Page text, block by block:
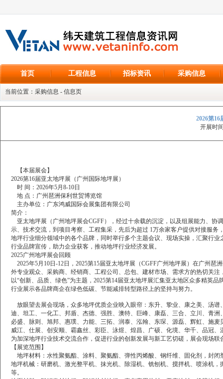
首页 工程信息 招标资讯 采购信息
当前位置：采购信息 - 信息页
2026第
开展时
【本届展会】
2026第16届亚太地坪展（广州国际地坪展）
时 间：2026年5月8-10日
地 点：广州琶洲保利世贸博览馆
主办单位：广东鸿威国际会展集团有限公司
简介：
亚太地坪展（广州地坪展会CGFF），经过十余载的沉淀，以及组展能力、协
示、技术交流，到项目考察、工程集采，先后为超过 1万余家客户提供对接服务
地坪行业细分领域中的各个品牌，同时举行多个主题会议、现场实操，汇聚行
行业品牌宣传，助力企业获客，推动地坪行业经济发展。
2025广州地坪展会回顾
2025年5月10日-12日，2025第15届亚太地坪展（CGFF广州地坪展）在广州
外专业观众、采购商、经销商、工程公司、总包、建材市场、需求方的热切关
以“创新、品质、绿色”为主题，2025第14届亚太地坪展汇集亚太地区众多精英
行业展示各品牌商企在绿色低碳、节能减排转型路径上的坚持与努力。
放眼望去展会现场，众多地坪优质企业映入眼帘：东升、挚业、康之美、汤
迪、坦工、一化工、邦盾、杰德、强胜、澳特、巨峰、康磊、三合、立川、青
必盛、脉则、旭邦、惠璞、力能、三拓、润泰、泓翰、东琛、源磊、辉虹、施
威江、仕展、创安顺、霸鑫丝、彩臣、泳煜、煌昌、广硕、化境、华千、品冠
为加深地坪行业技术交流合作，促进行业的创新发展与新工艺切磋，展会现场
【展览范围】
地坪材料：水性聚氨酯、涂料、聚氨酯、弹性丙烯酸、钢纤维、固化剂，封
地坪机械：研磨机、激光整平机、抹光机、除湿机、铣刨机、搅拌机、喷涂机
等。